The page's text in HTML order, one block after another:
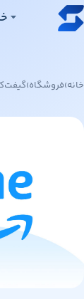
پرش به محتوای
خانه›فروشگاه›